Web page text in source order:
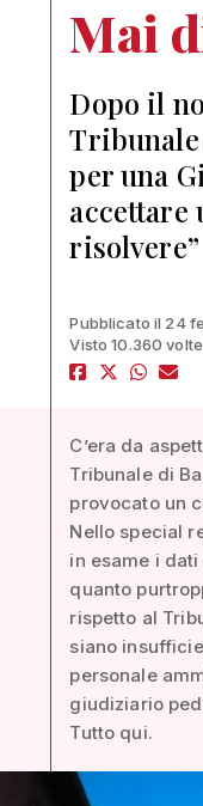
Mai
Dopo il
per una
accettare
risolvere”
Pubblicato il 24
Visto 10.360 volte
C’era da
Tribunale di
provocato un
Nello special
in esame i
quanto
rispetto al
siano
personale
giudiziario
Tutto qui.